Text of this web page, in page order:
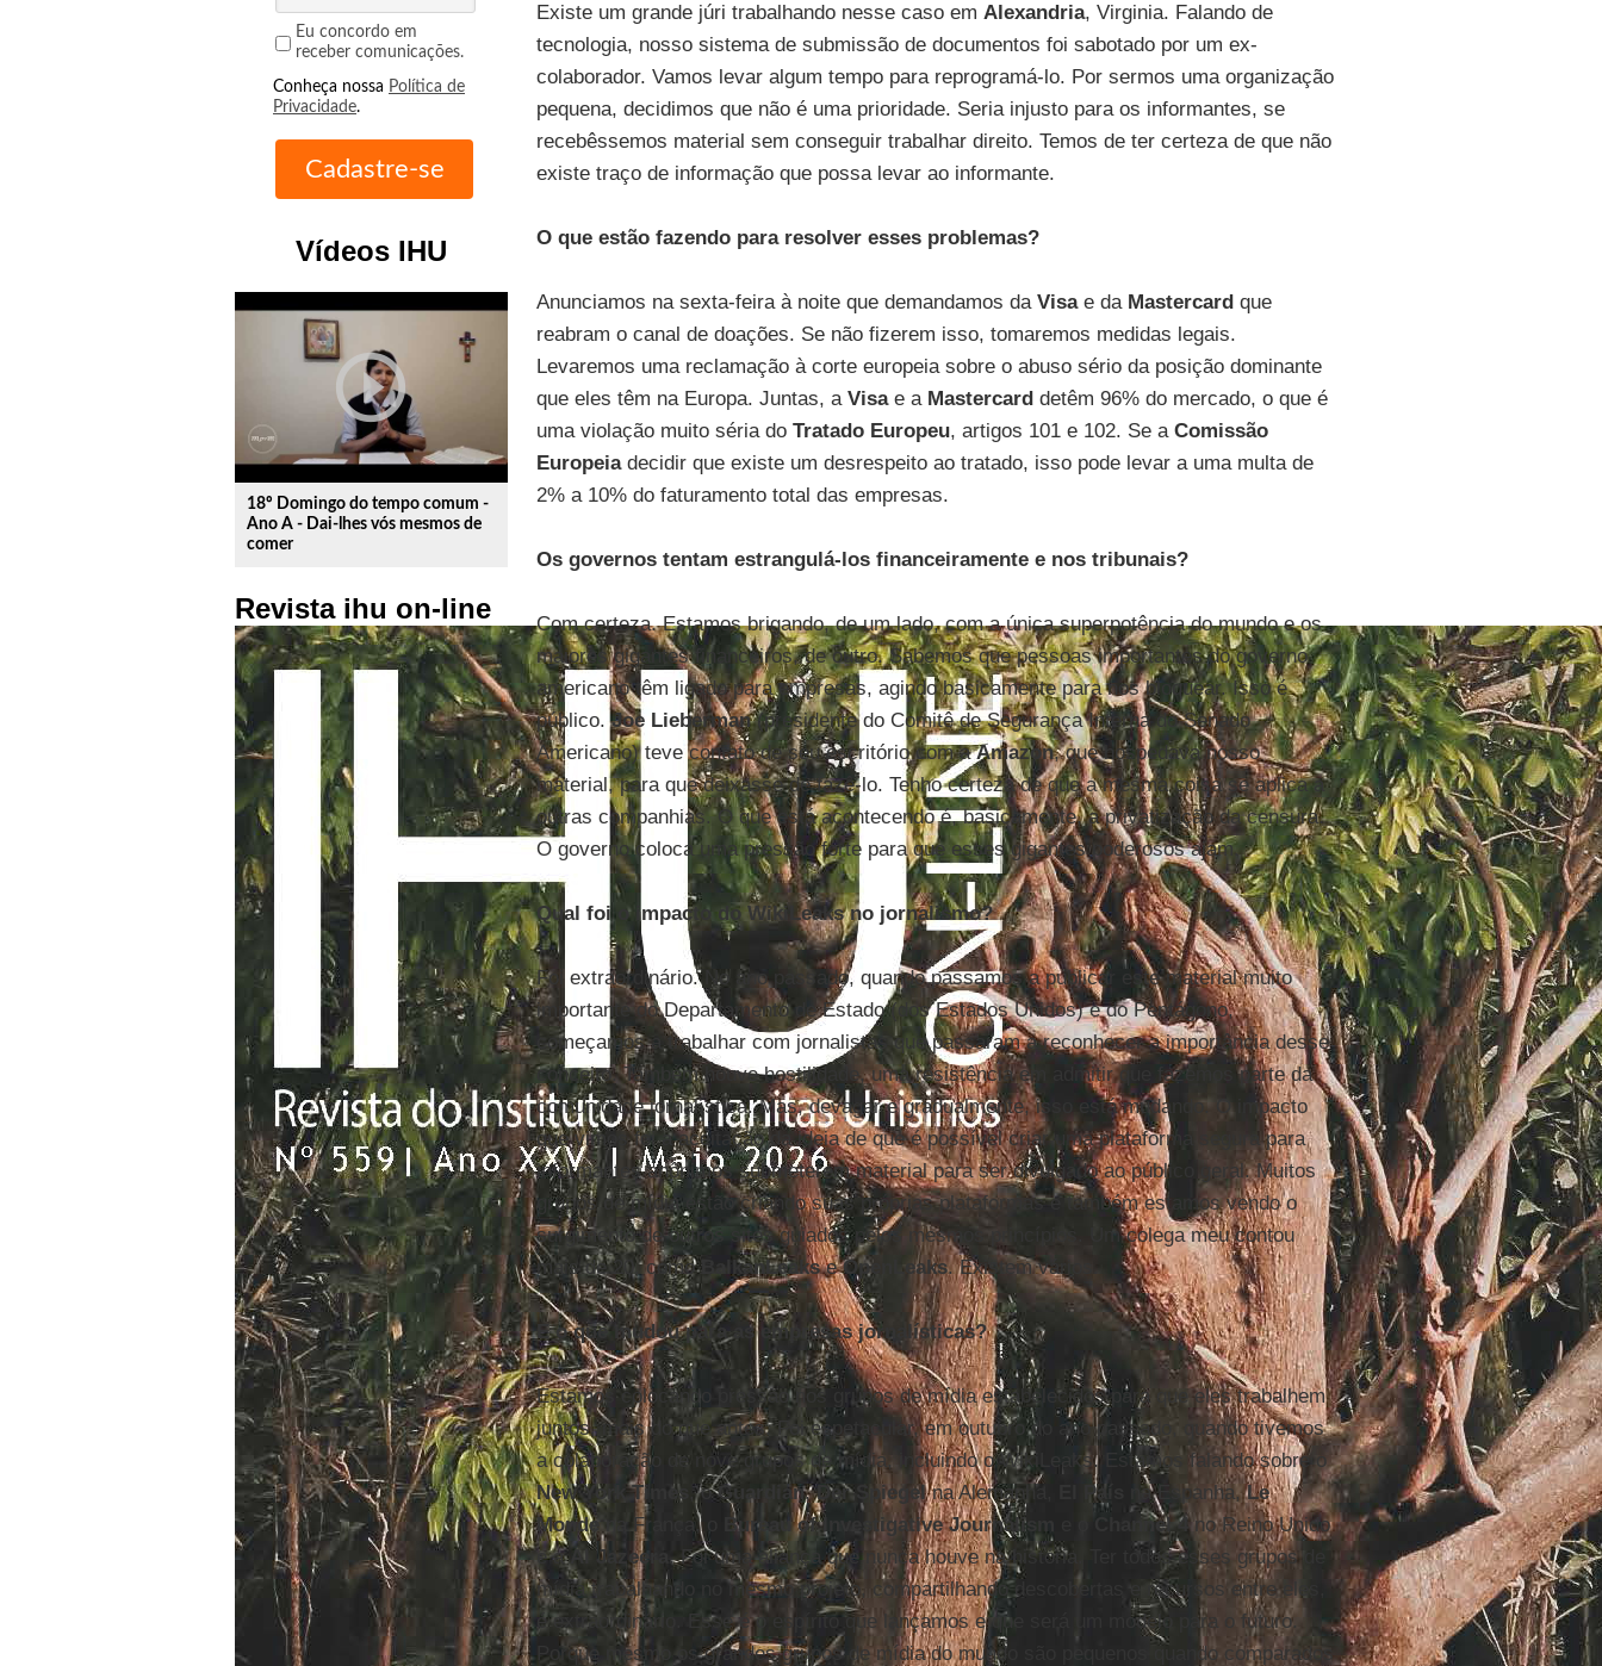
Eu concordo em
receber comunicações.
Conheça nossa Política de
Privacidade.
Vídeos IHU
play_circle_outline
18º Domingo do tempo comum -
Ano A - Dai-lhes vós mesmos de
comer
Revista ihu on-line
Existe um grande júri trabalhando nesse caso em Alexandria, Virginia. Falando de
tecnologia, nosso sistema de submissão de documentos foi sabotado por um ex-
colaborador. Vamos levar algum tempo para reprogramá-lo. Por sermos uma organização
pequena, decidimos que não é uma prioridade. Seria injusto para os informantes, se
recebêssemos material sem conseguir trabalhar direito. Temos de ter certeza de que não
existe traço de informação que possa levar ao informante.
O que estão fazendo para resolver esses problemas?
Anunciamos na sexta-feira à noite que demandamos da Visa e da Mastercard que
reabram o canal de doações. Se não fizerem isso, tomaremos medidas legais.
Levaremos uma reclamação à corte europeia sobre o abuso sério da posição dominante
que eles têm na Europa. Juntas, a Visa e a Mastercard detêm 96% do mercado, o que é
uma violação muito séria do Tratado Europeu, artigos 101 e 102. Se a Comissão
Europeiadecidir que existe um desrespeito ao tratado, isso pode levar a uma multa de
2% a 10% do faturamento total das empresas.
Os governos tentam estrangulá-los financeiramente e nos tribunais?
Com certeza. Estamos brigando, de um lado, com a única superpotência do mundo e os
maiores gigantes financeiros, de outro. Sabemos que pessoas importantes do governo
americano têm ligado para empresas, agindo basicamente para nos bloquear. Isso é
público.Joe Lieberman(presidente do Comitê de Segurança Interna do Senado
Americano) teve contato de seu escritório com aAmazon, que hospedava nosso
material, para que deixasse de fazê-lo. Tenho certeza de que a mesma coisa se aplica a
outras companhias. O que está acontecendo é, basicamente, a privatização da censura.
O governo coloca uma pressão forte para que esses gigantes poderosos ajam.
Qual foi o impacto do WikiLeaks no jornalismo?
Foi extraordinário. No ano passado, quando passamos a publicar este material muito
importante do Departamento de Estado (dos Estados Unidos) e do Pentágono,
começamos a trabalhar com jornalistas que passaram a reconhecer a importância desse
conceito. Também houve hostilidade, uma resistência em admitir que fazemos parte da
comunidade jornalística. Mas, devagar e gradualmente, isso está mudando. O impacto
que vimos foi a aceitação da ideia de que é possível criar uma plataforma segura para
informantes anônimos submeterem material para ser divulgado ao público geral. Muitos
grupos de mídia estão criando suas próprias plataformas e também estamos vendo o
surgimento de outros sites guiados pelos mesmos princípios. Um colega meu contou
mais de 20, comoBalkanLeakseOpenLeaks. Existem vários.
E o que mudou para as empresas jornalísticas?
Estamos colocando pressão nos grupos de mídia estabelecidos para que eles trabalhem
juntos, mais do que antes. Foi espetacular, em outubro do ano passado, quando tivemos
a colaboração de nove grupos de mídia, incluindo o WikiLeaks. Estamos falando sobre o
New York Times , oGuardian,Der Spiegelna Alemanha, El País na Espanha,Le
Monde na França, o Bureau of Investigative Journalism Channel 4 no Reino Unido
e aAl Jazeera
. Foi uma aliança que nunca houve na história. Ter todos esses grupos de
mídia trabalhando no mesmo projeto, compartilhando descobertas e recursos entre eles,
é extraordinário. Esse é o espírito que lançamos e que será um modelo para o futuro.
Porque mesmo os grandes grupos de mídia do mundo são pequenos quando comparados